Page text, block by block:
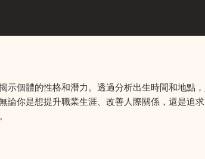
個體的性格和潛力。透過分析出生時間和地點
你是想提升職業生涯、改善人際關係，還是追